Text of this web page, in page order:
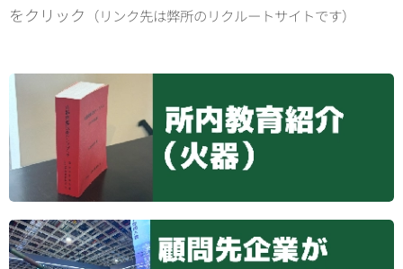
をクリック （リンク先は弊所のリクルートサイトです）